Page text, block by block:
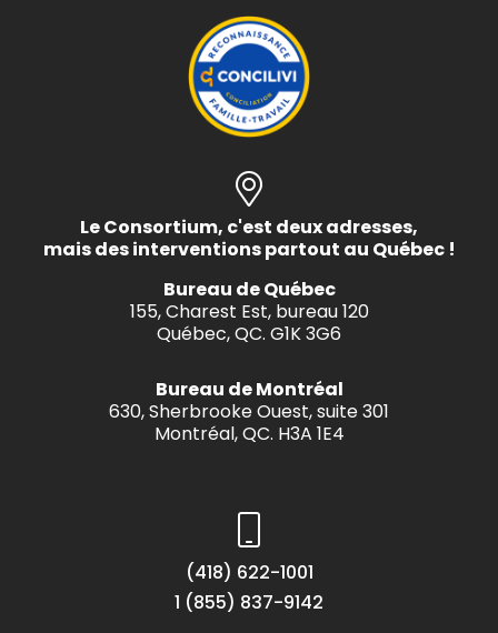
Le Consortium, c'est deux adresses,
mais des interventions partout au Québec !
Bureau de Québec
155, Charest Est, bureau 120
Québec, QC. G1K 3G6
Bureau de Montréal
630, Sherbrooke Ouest, suite 301
Montréal, QC. H3A 1E4
(418) 622-1001
1 (855) 837-9142